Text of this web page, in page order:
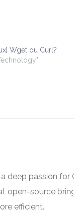
Wget ou Curl?
a deep passion
source
efficient.